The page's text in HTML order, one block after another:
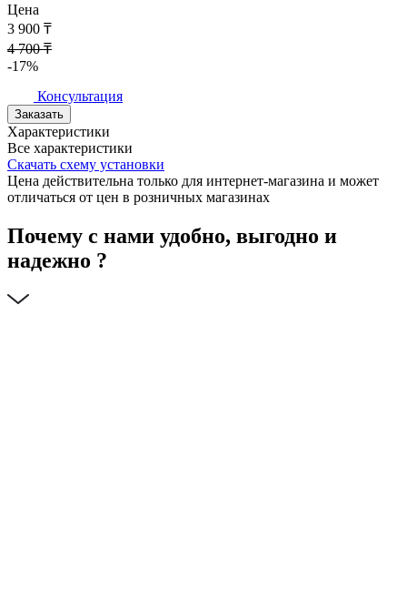
Цена
3 900 ₸
4 700 ₸
-17%
Консультация
Заказать
Характеристики
Все характеристики
Скачать схему установки
Цена действительна только для интернет-магазина и может
отличаться от цен в розничных магазинах
Почему с нами удобно, выгодно и
надежно ?